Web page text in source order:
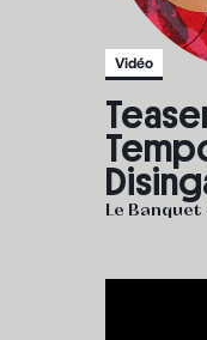
Vidéo
Le